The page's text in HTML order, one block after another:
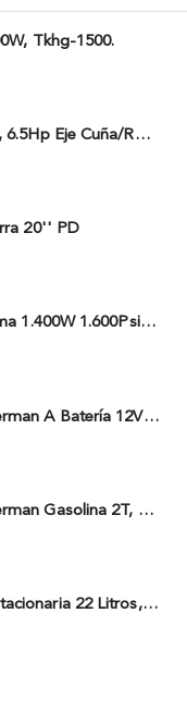
Tkhg-1500.
Motor Alterman Gasolina 4T, 6.5Hp Eje Cuña/Rosca 3/4", Xge65K.
20'' PD
Hidrolavadora Eléctrica Takima 1.400W 1.600Psi, Tkepw-1600-A.
Fumigadora De Espalda Alterman A Baterí­a 12V/12Ah, 20Litros, Xkes20.
Fumigadora De Espalda Alterman Gasolina 2T, 26 Cc, Bomba Nylon Libre Mantenimiento, Tf900-A.
Bomba Para Fumigadora Estacionaria 22 Litros, Xp22-I.